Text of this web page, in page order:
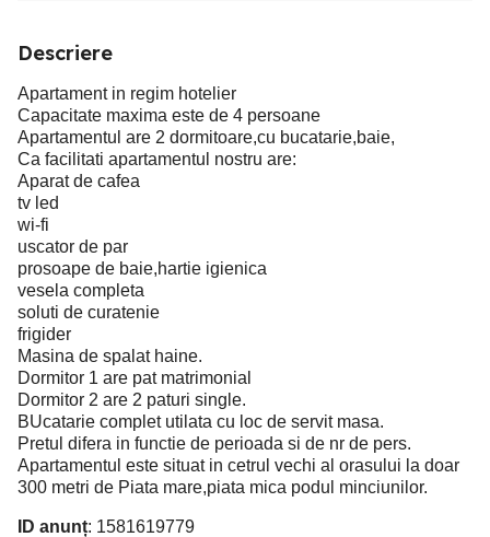
Descriere
Apartament in regim hotelier
Capacitate maxima este de 4 persoane
Apartamentul are 2 dormitoare,cu bucatarie,baie,
Ca facilitati apartamentul nostru are:
Aparat de cafea
tv led
wi-fi
uscator de par
prosoape de baie,hartie igienica
vesela completa
soluti de curatenie
frigider
Masina de spalat haine.
Dormitor 1 are pat matrimonial
Dormitor 2 are 2 paturi single.
BUcatarie complet utilata cu loc de servit masa.
Pretul difera in functie de perioada si de nr de pers.
Apartamentul este situat in cetrul vechi al orasului la doar
300 metri de Piata mare,piata mica podul minciunilor.
ID anunț: 1581619779